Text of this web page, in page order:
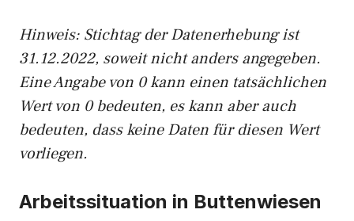
Hinweis: Stichtag der Datenerhebung ist
31.12.2022, soweit nicht anders angegeben.
Eine Angabe von 0 kann einen tatsächlichen
Wert von 0 bedeuten, es kann aber auch
bedeuten, dass keine Daten für diesen Wert
vorliegen.
Arbeitssituation in Buttenwiesen